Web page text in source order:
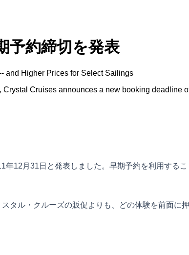
予約締切を発表
and Higher Prices for Select Sailings
Cruises announces a new booking deadline
12月31日と発表しました。早期予約を利用する
タル・クルーズの販促よりも、どの体験を前面